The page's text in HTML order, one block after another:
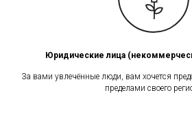
Юридические лица
За вами увлечённые люди, вам хочется
пределами своего